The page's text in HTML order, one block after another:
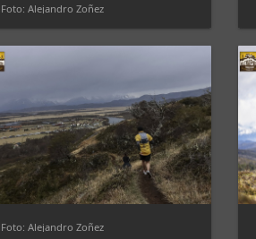
Foto: Alejandro Zoñez
Foto: Alejandro Zoñez